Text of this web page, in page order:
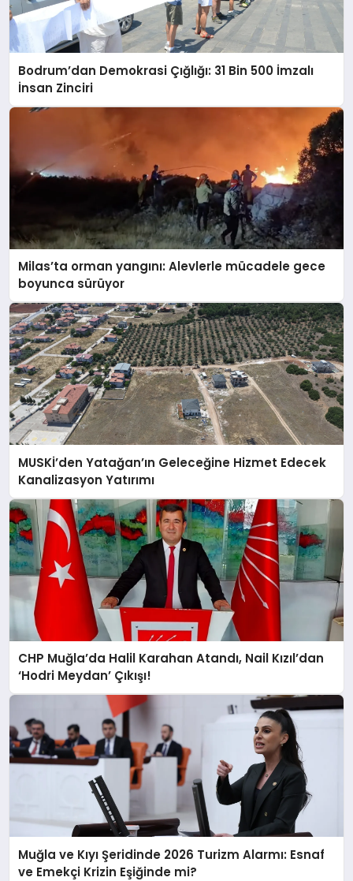
Bodrum’dan Demokrasi Çığlığı: 31 Bin 500 İmzalı
İnsan Zinciri
Milas’ta orman yangını: Alevlerle mücadele gece
boyunca sürüyor
MUSKİ’den Yatağan’ın Geleceğine Hizmet Edecek
Kanalizasyon Yatırımı
CHP Muğla’da Halil Karahan Atandı, Nail Kızıl’dan
‘Hodri Meydan’ Çıkışı!
Muğla ve Kıyı Şeridinde 2026 Turizm Alarmı: Esnaf
ve Emekçi Krizin Eşiğinde mi?